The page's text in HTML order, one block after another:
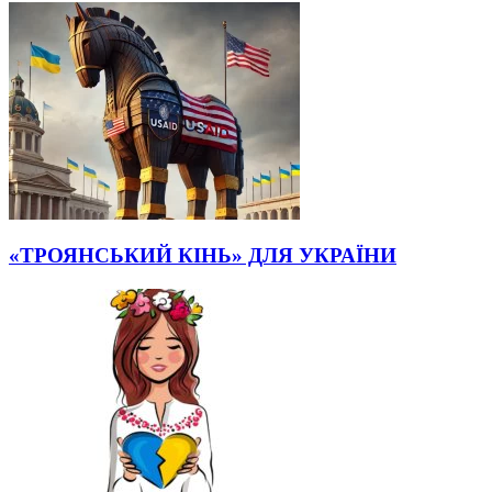
«ТРОЯНСЬКИЙ КІНЬ» ДЛЯ УКРАЇНИ